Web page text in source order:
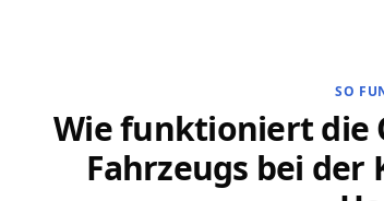
SO
Wie funktioniert die
Fahrzeugs bei der